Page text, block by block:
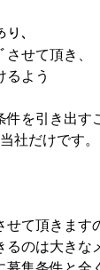
、
せて頂き、
るよう
を引き出す
社だけです。
て頂きます
のは大きな